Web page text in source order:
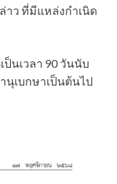
าว ที่มีแหล่งกำเนิด
นเวลา 90 วันนับ
นุเบกษาเป็นต้นไป